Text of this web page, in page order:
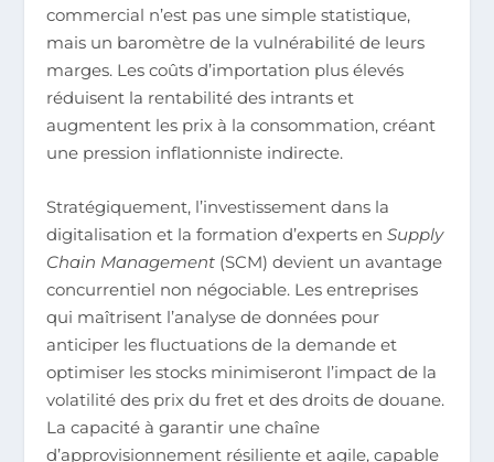
commercial n’est pas une simple statistique,
mais un baromètre de la vulnérabilité de leurs
marges. Les coûts d’importation plus élevés
réduisent la rentabilité des intrants et
augmentent les prix à la consommation, créant
une pression inflationniste indirecte.
Stratégiquement, l’investissement dans la
digitalisation et la formation d’experts enSupply
Chain Management (SCM) devient un avantage
concurrentiel non négociable. Les entreprises
qui maîtrisent l’analyse de données pour
anticiper les fluctuations de la demande et
optimiser les stocks minimiseront l’impact de la
volatilité des prix du fret et des droits de douane.
La capacité à garantir une chaîne
d’approvisionnement résiliente et agile, capable